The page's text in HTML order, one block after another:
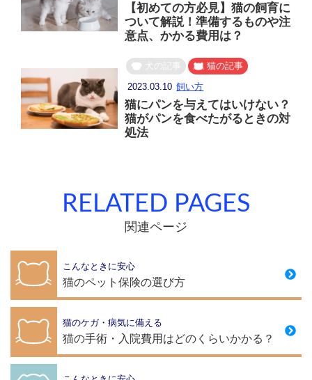
【初めての方必見】猫の飼育に
ついて解説！準備するものや注
意点、かかる費用は？
犬の記事
猫の記事
2023.03.10 飼い方
猫にパンを与えてはいけない？
猫がパンを食べたがるときの対
処法
RELATED PAGES
関連ページ
こんなときに安心
猫のペット保険の選び方
猫のケガ・病気に備える
猫の手術・入院費用はどのくらいかかる？